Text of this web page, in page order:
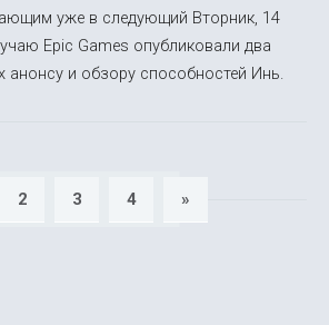
уже в следующий Вторник, 14
Epic Games опубликовали два
анонсу и обзору способностей Инь.
2 3 4 »